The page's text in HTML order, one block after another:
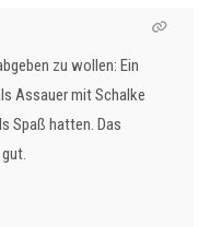
zu wollen: Ein
Assauer mit Schalke
Spaß hatten. Das